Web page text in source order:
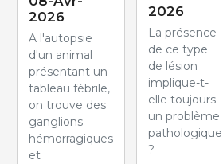
2026
A l'autopsie
d'un animal
présentant un
tableau fébrile,
on trouve des
ganglions
hémorragiques
et
2026
La présence
de ce type
de lésion
implique-t-
elle toujours
un problème
pathologique
?